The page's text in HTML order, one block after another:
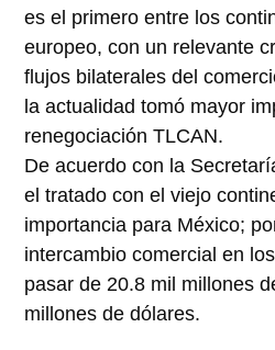
es el primero entre los
europeo, con un relevante
flujos bilaterales del
la actualidad tomó mayor
renegociación TLCAN.
De acuerdo con la
el tratado con el viejo
importancia para México;
intercambio comercial en
pasar de 20.8 mil millones
millones de dólares.